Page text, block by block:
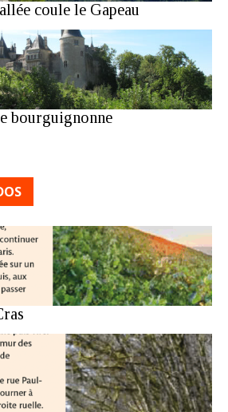
coule le Gapeau
bourguignonne